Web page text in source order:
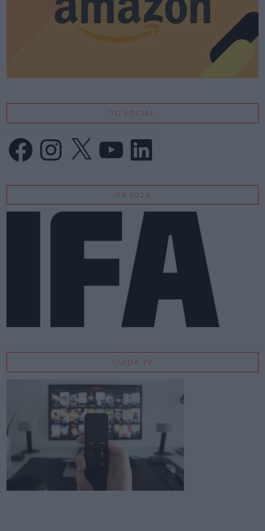
TG SOCIAL
FacebookInstagram
X LinkedIn
IFA 2026
GUIDA TV